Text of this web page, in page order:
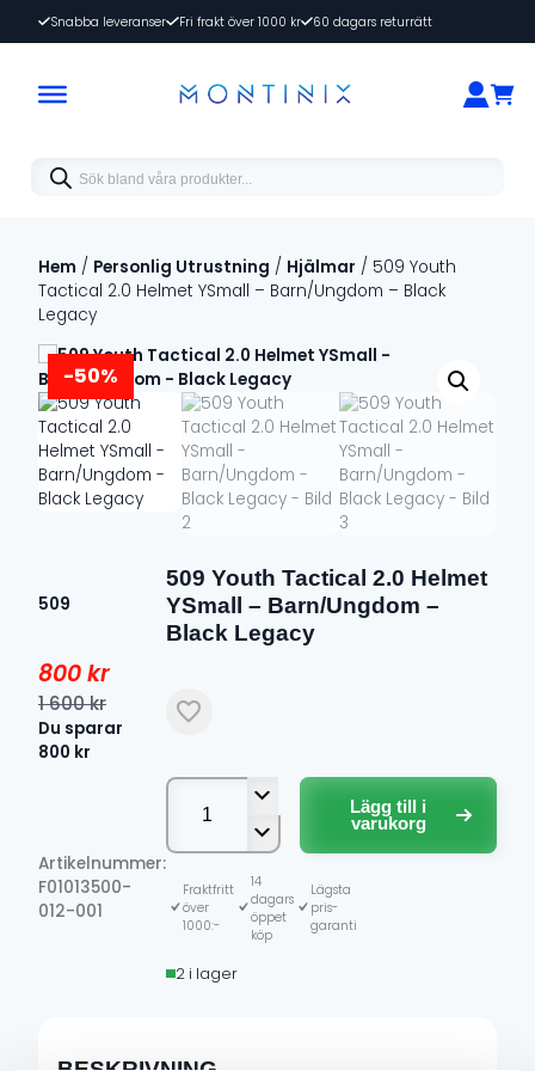
Snabba leveranser Fri frakt över 1000 kr 60 dagars returrätt
Products
search
Hem / Personlig Utrustning / Hjälmar / 509 Youth
Tactical 2.0 Helmet YSmall – Barn/Ungdom – Black
Legacy
-50%
509
509 Youth Tactical 2.0 Helmet
YSmall – Barn/Ungdom –
Black Legacy
1 600kr
Det
ursprungliga
1
600 kr.
800kr
Det
nuvarande
800 kr.
Du sparar
800 kr
Artikelnummer:
F01013500-
012-001
509
Youth
2.0
Helmet
YSmall
-
Lägg till i
varukorg
Fraktfritt
över
1000:-
14
dagars
öppet
köp
Lägsta
pris-
garanti
2 i lager